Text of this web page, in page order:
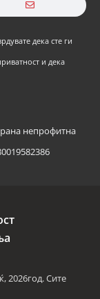
дека сте ги
и дека
непрофитна
2026год. Сите